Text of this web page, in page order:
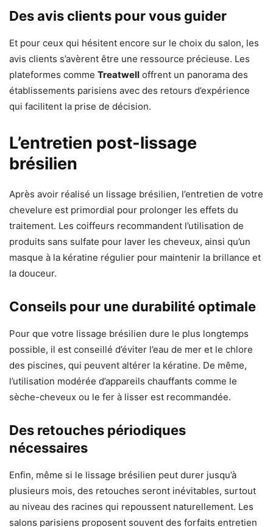
Des avis clients pour vous guider
Et pour ceux qui hésitent encore sur le choix du salon, les
avis clients s’avèrent être une ressource précieuse. Les
plateformes comme Treatwell offrent un panorama des
établissements parisiens avec des retours d’expérience
qui facilitent la prise de décision.
L’entretien post-lissage
brésilien
Après avoir réalisé un lissage brésilien, l’entretien de votre
chevelure est primordial pour prolonger les effets du
traitement. Les coiffeurs recommandent l’utilisation de
produits sans sulfate pour laver les cheveux, ainsi qu’un
masque à la kératine régulier pour maintenir la brillance et
la douceur.
Conseils pour une durabilité optimale
Pour que votre lissage brésilien dure le plus longtemps
possible, il est conseillé d’éviter l’eau de mer et le chlore
des piscines, qui peuvent altérer la kératine. De même,
l’utilisation modérée d’appareils chauffants comme le
sèche-cheveux ou le fer à lisser est recommandée.
Des retouches périodiques
nécessaires
Enfin, même si le lissage brésilien peut durer jusqu’à
plusieurs mois, des retouches seront inévitables, surtout
au niveau des racines qui repoussent naturellement. Les
salons parisiens proposent souvent des forfaits entretien